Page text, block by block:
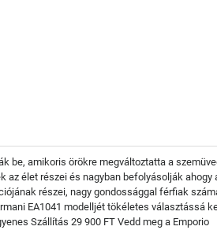
be, amikoris örökre megváltoztatta a
az élet részei és nagyban befolyásolják ahogy
részei, nagy gondossággal férfiak
EA1041 modelljét tökéletes választássá
Szállítás 29 900 FT Vedd meg a Emporio